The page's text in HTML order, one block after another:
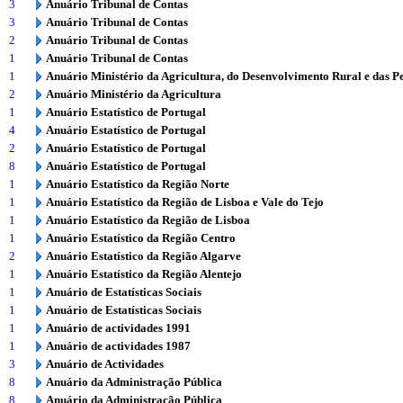
3
Anuário Tribunal de Contas
3
Anuário Tribunal de Contas
2
Anuário Tribunal de Contas
1
Anuário Tribunal de Contas
1
Anuário Ministério da Agricultura, do Desenvolvimento Rural e das
2
Anuário Ministério da Agricultura
1
Anuário Estatístico de Portugal
4
Anuário Estatístico de Portugal
2
Anuário Estatístico de Portugal
8
Anuário Estatístico de Portugal
1
Anuário Estatístico da Região Norte
1
Anuário Estatístico da Região de Lisboa e Vale do Tejo
1
Anuário Estatístico da Região de Lisboa
1
Anuário Estatístico da Região Centro
2
Anuário Estatístico da Região Algarve
1
Anuário Estatístico da Região Alentejo
1
Anuário de Estatísticas Sociais
1
Anuário de Estatísticas Sociais
1
Anuário de actividades 1991
1
Anuário de actividades 1987
3
Anuário de Actividades
8
Anuário da Administração Pública
8
Anuário da Administração Pública